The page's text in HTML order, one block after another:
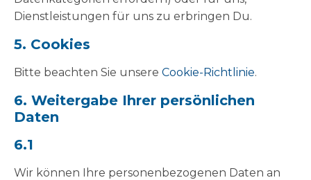
Dienstleistungen für uns zu erbringen Du.
5. Cookies
Bitte beachten Sie unsere Cookie-Richtlinie.
6. Weitergabe Ihrer persönlichen
Daten
6.1
Wir können Ihre personenbezogenen Daten an